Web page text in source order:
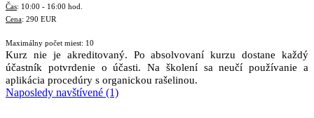
Čas: 10:00 - 16:00 hod.
Cena: 290 EUR
Maximálny počet miest: 10
Kurz nie je akreditovaný. Po absolvovaní kurzu dostane každý
účastník potvrdenie o účasti. Na školení sa neučí používanie a
aplikácia procedúry s organickou rašelinou.
Naposledy navštívené (1)